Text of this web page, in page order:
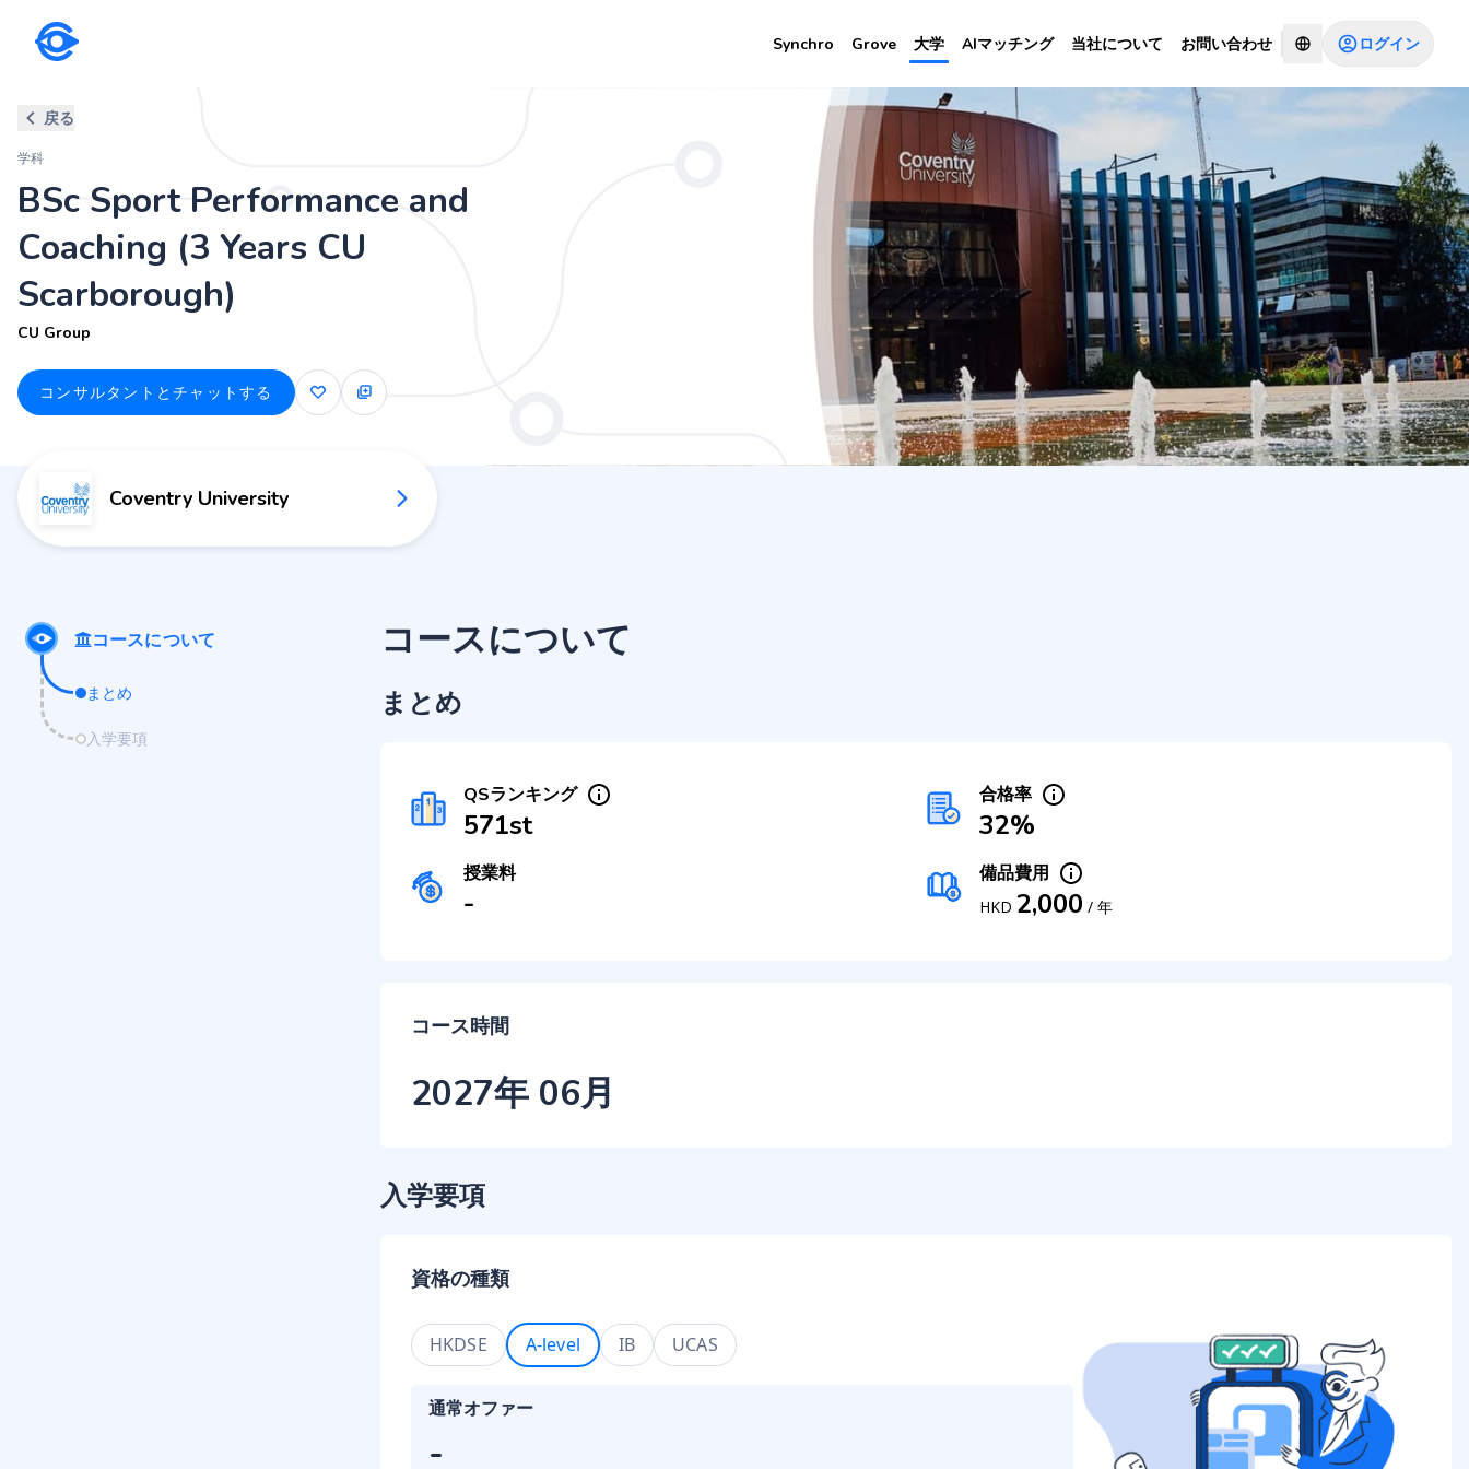
Synchro Grove 大学 AIマッチング 当社について お問い合わせ ログイン
BSc Sport Performance and Coaching (3 Years CU Scarborough) コンサルタントとチャットする
戻る
学科
BSc Sport Performance and
Coaching (3 Years CU
Scarborough)
CU Group
コンサルタントとチャットする
Coventry University
コースについて
まとめ
入学要項
コースについて
まとめ
QSランキング
571st
合格率
32%
授業料
-
備品費用
HKD 2,000 /年
コース時間
2027年 06月
入学要項
資格の種類
HKDSE A-level IB UCAS
通常オファー
-